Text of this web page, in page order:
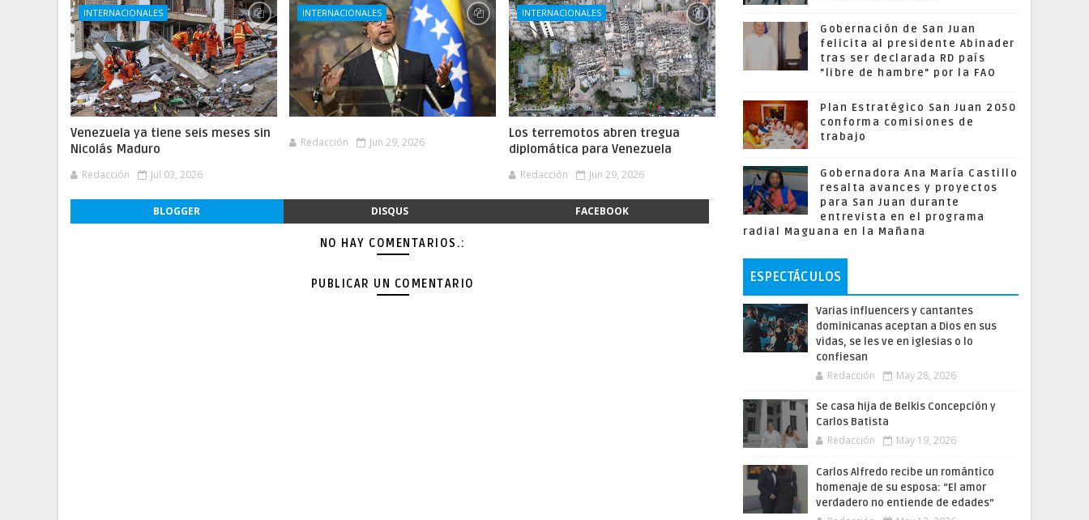
INTERNACIONALES
Venezuela ya tiene seis meses sin
Nicolás Maduro
Redacción Jul 03, 2026
INTERNACIONALES
Redacción Jun 29, 2026
INTERNACIONALES
Los terremotos abren tregua
diplomática para Venezuela
Redacción Jun 29, 2026
BLOGGER DISQUS FACEBOOK
NO HAY COMENTARIOS.:
PUBLICAR UN COMENTARIO
Gobernación de San Juan
felicita al presidente Abinader
tras ser declarada RD país
"libre de hambre" por la FAO
Plan Estratégico San Juan 2050
conforma comisiones de
trabajo
Gobernadora Ana María Castillo
resalta avances y proyectos
para San Juan durante
entrevista en el programa
radial Maguana en la Mañana
ESPECTÁCULOS
Varias influencers y cantantes
dominicanas aceptan a Dios en sus
vidas, se les ve en iglesias o lo
confiesan
Redacción May 28, 2026
Se casa hija de Belkis Concepción y
Carlos Batista
Redacción May 19, 2026
Carlos Alfredo recibe un romántico
homenaje de su esposa: “El amor
verdadero no entiende de edades”